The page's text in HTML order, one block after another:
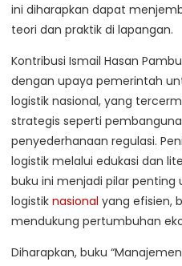
ini diharapkan dapat
teori dan praktik di lapangan.
Kontribusi Ismail Hasan
dengan upaya pemerintah
logistik nasional, yang
strategis seperti
penyederhanaan regulasi.
logistik melalui edukasi dan
buku ini menjadi pilar
logistik nasional yang efisien,
mendukung pertumbuhan
Diharapkan, buku